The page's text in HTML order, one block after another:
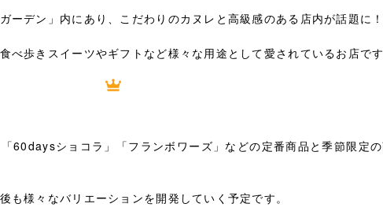
ーデン」内にあり、こだわりのカヌレと高級感のある店内が話題に！
歩きスイーツやギフトなど様々な用途として愛されているお店です
60daysショコラ」「フランボワーズ」などの定番商品と季節限定
様々なバリエーションを開発していく予定です。